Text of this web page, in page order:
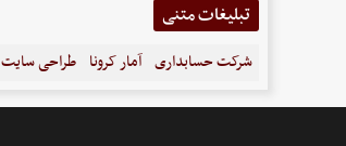
تبلیغات متنی
شرکت حسابداری آمار کرونا طراحی سایت